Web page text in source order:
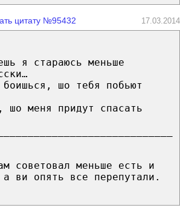
цитату №95432 17.03.2014
я стараюсь меньше
шо тебя побьют
меня придут спасать
советовал меньше есть и
ви опять все перепутали.